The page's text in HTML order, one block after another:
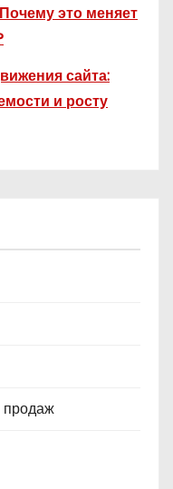
это меняет
сайта:
и росту
продаж